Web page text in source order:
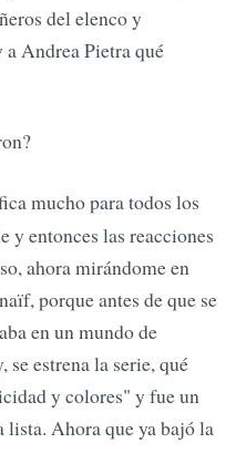
del elenco y
a Andrea Pietra qué
mucho para todos los
y entonces las reacciones
ahora mirándome en
porque antes de que se
en un mundo de
estrena la serie, qué
y colores" y fue un
lista. Ahora que ya bajó la